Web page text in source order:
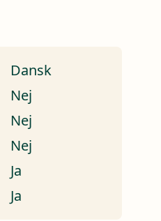
Dansk
Nej
Nej
Nej
Ja
Ja